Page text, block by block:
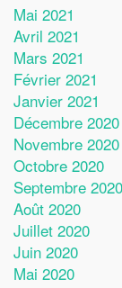
Mai 2021
Avril 2021
Mars 2021
Février 2021
Janvier 2021
Décembre 2020
Novembre 2020
Octobre 2020
Septembre 2020
Août 2020
Juillet 2020
Juin 2020
Mai 2020